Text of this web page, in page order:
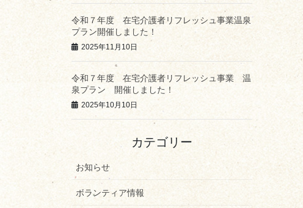
令和７年度 在宅介護者リフレッシュ事業温泉
プラン開催しました！
2025年11月10日
令和７年度 在宅介護者リフレッシュ事業 温
泉プラン 開催しました！
2025年10月10日
カテゴリー
お知らせ
ボランティア情報